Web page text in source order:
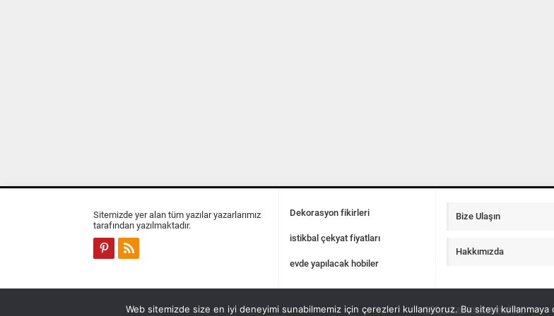
Sitemizde yer alan tüm yazılar yazarlarımız
tarafından yazılmaktadır.
Dekorasyon fikirleri
istikbal çekyat fiyatları
evde yapılacak hobiler
Bize Ulaşın
Hakkımızda
100 m2 ev insaat maliyeti
Web sitemizde size en iyi deneyimi sunabilmemiz için çerezleri kullanıyoruz. Bu siteyi